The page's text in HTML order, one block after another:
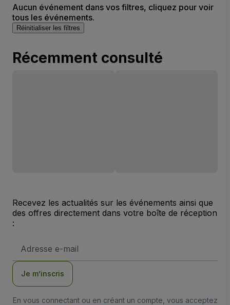
Aucun événement dans vos filtres, cliquez pour voir
tous les événements.
Réinitialiser les filtres
Récemment consulté
Recevez les actualités sur les événements ainsi que
des offres directement dans votre boîte de réception
:
e-
Je m’inscris
En vous connectant ou en créant un compte, vous acceptez